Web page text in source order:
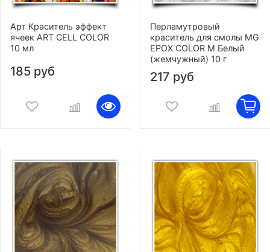
Арт Краситель эффект
ячеек ART CELL COLOR
10 мл
185 руб
Перламутровый
краситель для смолы MG
EPOX COLOR M Белый
(жемчужный) 10 г
217 руб